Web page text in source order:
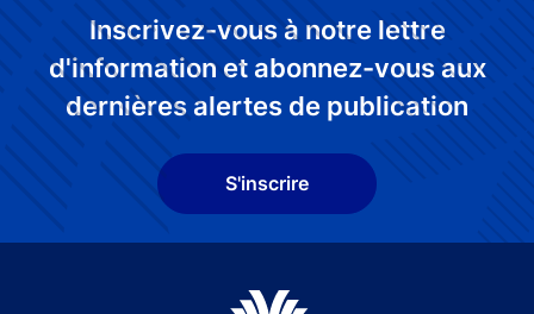
Inscrivez-vous à notre lettre
d'information et abonnez-vous aux
dernières alertes de publication
S'inscrire